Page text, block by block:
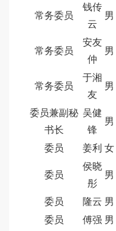
常务委员
钱传
云
男
常务委员
安友
仲
男
常务委员
于湘
友
男
委员兼副秘
书长
吴健
锋
男
委员 姜利 女
委员
侯晓
彤
男
委员
隆云 男
委员
傅强 男